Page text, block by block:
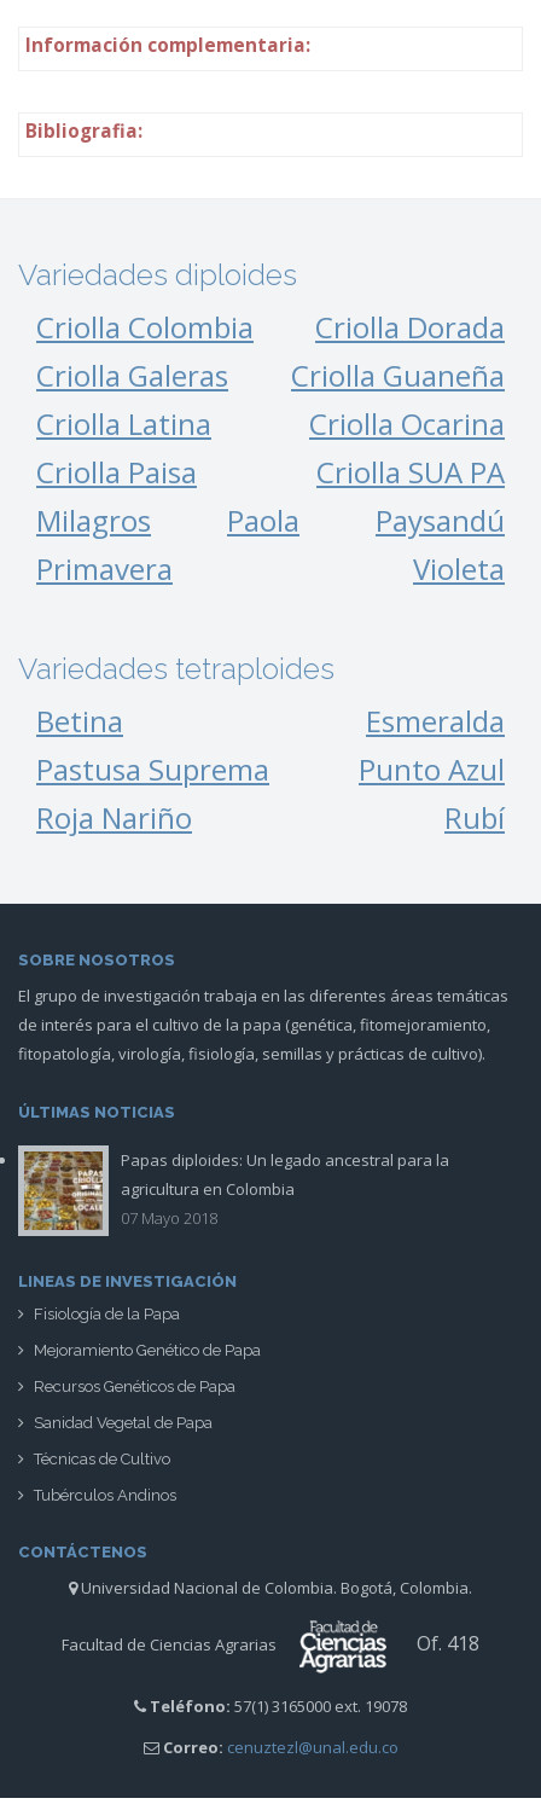
Información complementaria:
Bibliografia:
Variedades diploides
Criolla Colombia
Criolla Dorada
Criolla Galeras
Criolla Guaneña
Criolla Latina
Criolla Ocarina
Criolla Paisa
Criolla SUA PA
Milagros
Paola
Paysandú
Primavera
Violeta
Variedades tetraploides
Betina
Esmeralda
Pastusa Suprema
Punto Azul
Roja Nariño
Rubí
SOBRE NOSOTROS
El grupo de investigación trabaja en las diferentes áreas temáticas
de interés para el cultivo de la papa (genética, fitomejoramiento,
fitopatología, virología, fisiología, semillas y prácticas de cultivo).
ÚLTIMAS NOTICIAS
foto_art012.jpg
Papas diploides: Un legado ancestral para la
agricultura en Colombia
07 Mayo 2018
LINEAS DE INVESTIGACIÓN
Fisiología de la Papa
Mejoramiento Genético de Papa
Recursos Genéticos de Papa
Sanidad Vegetal de Papa
Técnicas de Cultivo
Tubérculos Andinos
CONTÁCTENOS
Universidad Nacional de Colombia. Bogotá, Colombia.
Facultad de Ciencias Agrarias Of. 418
Teléfono: 57(1) 3165000 ext. 19078
Correo: cenuztezl@unal.edu.co